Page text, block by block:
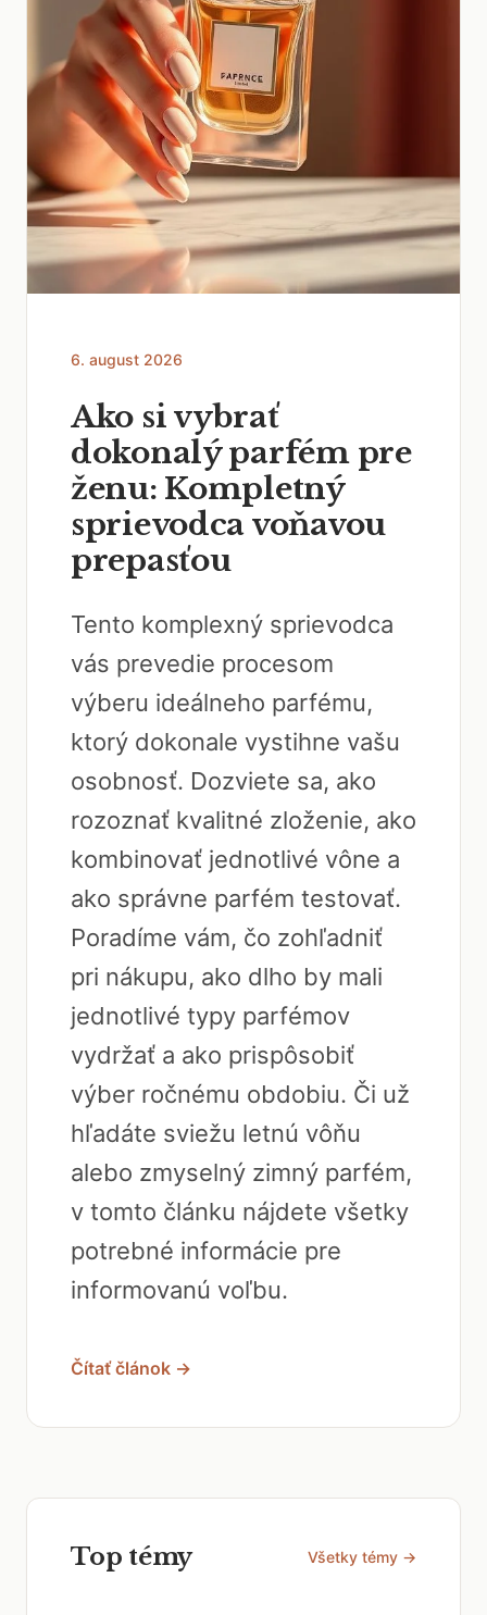
6. august 2026
Ako si vybrať
dokonalý parfém pre
ženu: Kompletný
sprievodca voňavou
prepasťou
Tento komplexný sprievodca
vás prevedie procesom
výberu ideálneho parfému,
ktorý dokonale vystihne vašu
osobnosť. Dozviete sa, ako
rozoznať kvalitné zloženie, ako
kombinovať jednotlivé vône a
ako správne parfém testovať.
Poradíme vám, čo zohľadniť
pri nákupu, ako dlho by mali
jednotlivé typy parfémov
vydržať a ako prispôsobiť
výber ročnému obdobiu. Či už
hľadáte sviežu letnú vôňu
alebo zmyselný zimný parfém,
v tomto článku nájdete všetky
potrebné informácie pre
informovanú voľbu.
Čítať článok →
Top témy Všetky témy →